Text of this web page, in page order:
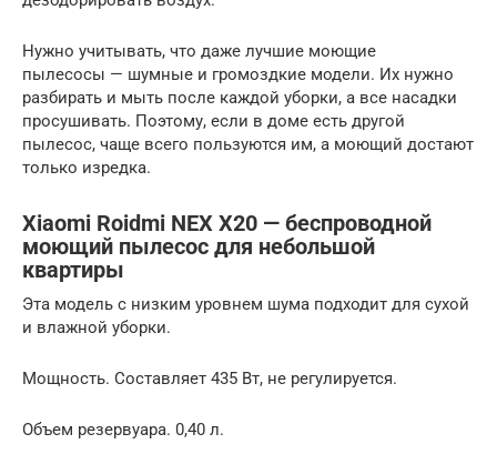
Нужно учитывать, что даже лучшие моющие
пылесосы — шумные и громоздкие модели. Их нужно
разбирать и мыть после каждой уборки, а все насадки
просушивать. Поэтому, если в доме есть другой
пылесос, чаще всего пользуются им, а моющий достают
только изредка.
Xiaomi Roidmi NEX X20 — беспроводной
моющий пылесос для небольшой
квартиры
Эта модель с низким уровнем шума подходит для сухой
и влажной уборки.
Мощность. Составляет 435 Вт, не регулируется.
Объем резервуара. 0,40 л.